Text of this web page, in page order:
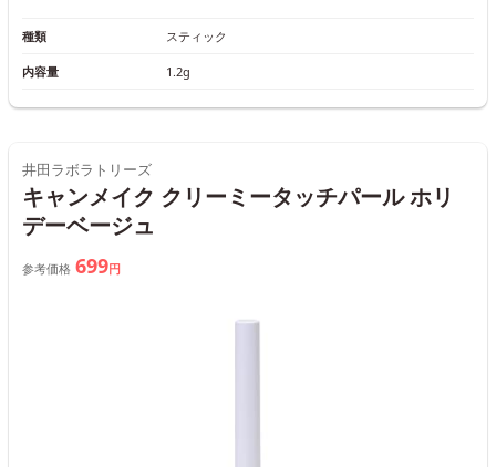
種類 スティック
内容量 1.2g
井田ラボラトリーズ
キャンメイク クリーミータッチパール ホリ
デーベージュ
参考価格 699円